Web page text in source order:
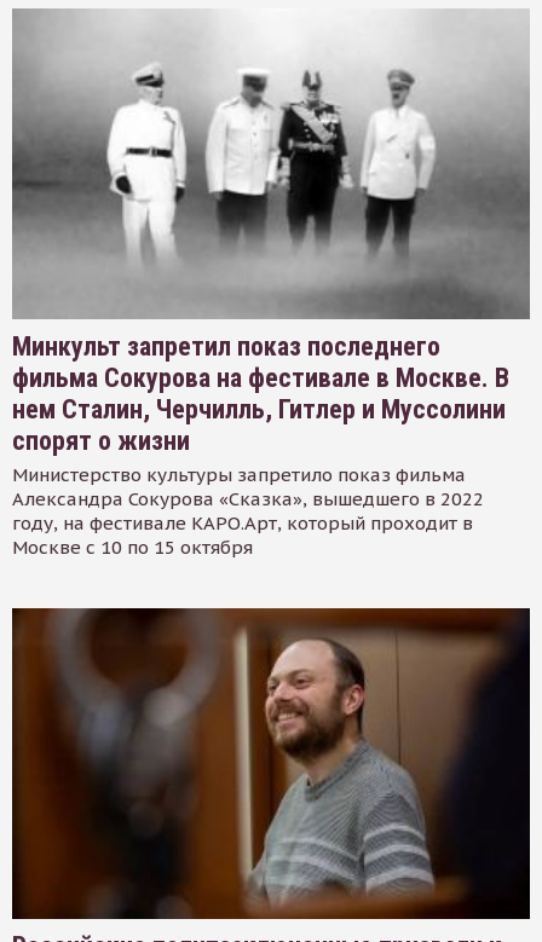
Минкульт запретил показ последнего
фильма Сокурова на фестивале в Москве. В
нем Сталин, Черчилль, Гитлер и Муссолини
спорят о жизни
Министерство культуры запретило показ фильма
Александра Сокурова «Сказка», вышедшего в 2022
году, на фестивале КАРО.Арт, который проходит в
Москве с 10 по 15 октября